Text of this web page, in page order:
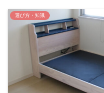
選び方・知識